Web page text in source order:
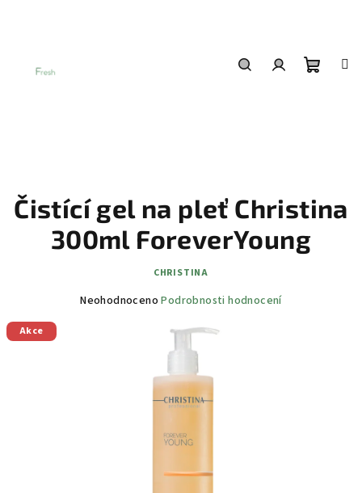
Čistící gel na pleť Christina
300ml ForeverYoung
CHRISTINA
Průměrné
Neohodnoceno Podrobnosti hodnocení
Akce